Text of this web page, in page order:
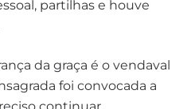
partilhas e houve
da graça é o vendaval
foi convocada a
continuar